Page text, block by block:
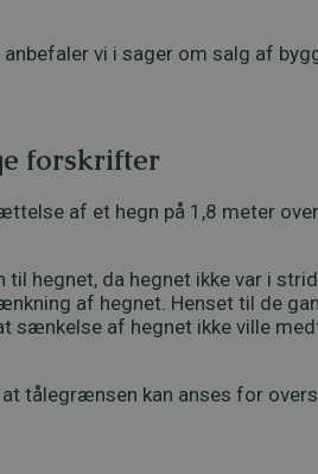
vi i sager om salg af
forskrifter
af et hegn på 1,8 meter
hegnet, da hegnet ikke var i
af hegnet. Henset til de
sænkelse af hegnet ikke ville
tålegrænsen kan anses for